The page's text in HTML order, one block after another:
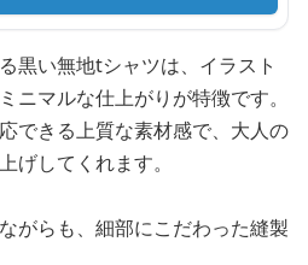
黒い無地tシャツは、イラスト
ニマルな仕上がりが特徴です。
できる上質な素材感で、大人の
げしてくれます。
がらも、細部にこだわった縫製